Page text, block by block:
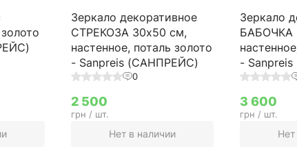
Зеркало декоративное
СТРЕКОЗА 30х50 см,
настенное, поталь золото
- Sanpreis (САНПРЕЙС)
0
2 500
грн / шт.
Нет в наличии
Зеркало
БАБОЧКА
-
3 600
грн / шт.
Нет